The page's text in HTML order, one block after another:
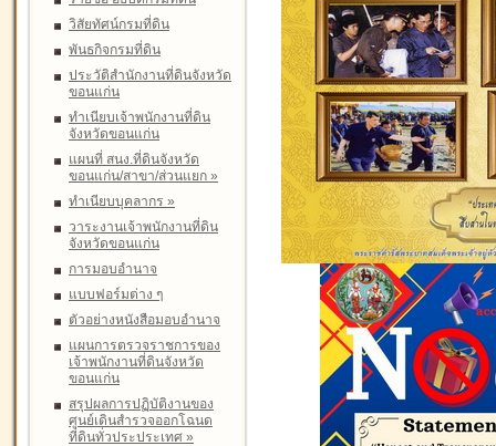
วิสัยทัศน์กรมที่ดิน
พันธกิจกรมที่ดิน
ประวัติสำนักงานที่ดินจังหวัด
ขอนแก่น
ทำเนียบเจ้าพนักงานที่ดิน
จังหวัดขอนแก่น
แผนที่ สนง.ที่ดินจังหวัด
ขอนแก่น/สาขา/ส่วนแยก »
ทำเนียบบุคลากร »
วาระงานเจ้าพนักงานที่ดิน
จังหวัดขอนแก่น
การมอบอำนาจ
แบบฟอร์มต่าง ๆ
ตัวอย่างหนังสือมอบอำนาจ
แผนการตรวจราชการของ
เจ้าพนักงานที่ดินจังหวัด
ขอนแก่น
สรุปผลการปฏิบัติงานของ
ศูนย์เดินสำรวจออกโฉนด
ที่ดินทั่วประประเทศ »